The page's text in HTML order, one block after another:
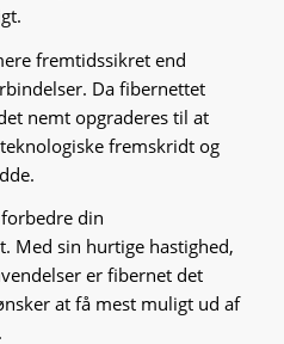
fremtidssikret end
Da fibernettet
nemt opgraderes til at
fremskridt og
din
Med sin hurtige hastighed,
er fibernet det
at få mest muligt ud af